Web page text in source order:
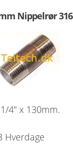
Nippelrør 316
4" x 130mm.
Hverdage